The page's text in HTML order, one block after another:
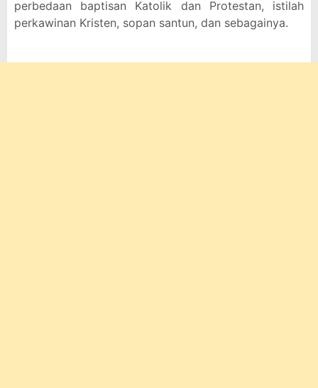
perbedaan baptisan Katolik dan Protestan, istilah
perkawinan Kristen, sopan santun, dan sebagainya.